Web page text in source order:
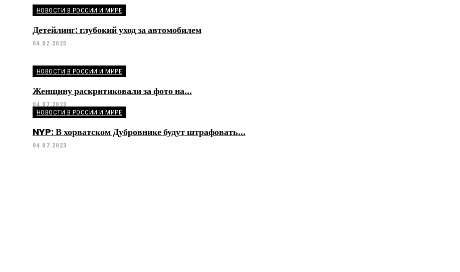
НОВОСТИ В РОССИИ И МИРЕ
Детейлинг: глубокий уход за автомобилем
04.02.2025
НОВОСТИ В РОССИИ И МИРЕ
Женщину раскритиковали за фото на...
04.07.2023
НОВОСТИ В РОССИИ И МИРЕ
NYP: В хорватском Дубровнике будут штрафовать...
04.07.2023